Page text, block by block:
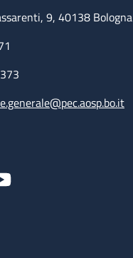
9, 40138 Bologna